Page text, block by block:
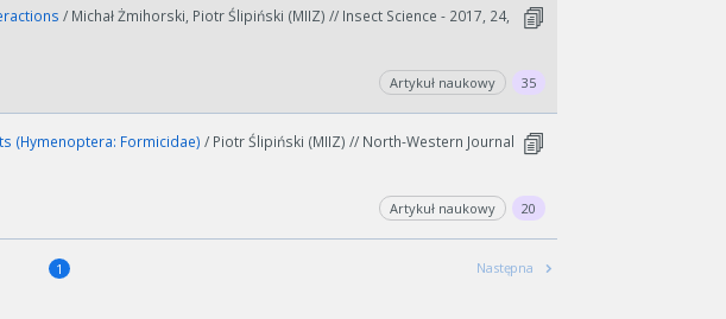
/ Michał Żmihorski, Piotr Ślipiński (MIIZ) // Insect Science - 2017, 24,
Artykuł naukowy 35
(Hymenoptera: Formicidae) / Piotr Ślipiński (MIIZ) // North-Western Journal
Artykuł naukowy 20
Następna
1